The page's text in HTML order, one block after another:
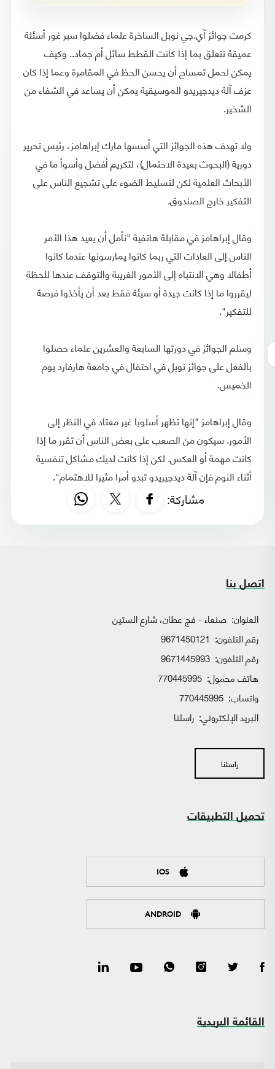
كرمت جوائز آي.جي نوبل الساخرة علماء فضلوا سبر غور أسئلة
عميقة تتعلق بما إذا كانت القطط سائل أم جماد.. وكيف
يمكن لحمل تمساح أن يحسن الحظ في المقامرة وعما إذا كان
عزف آلة ديدجيريدو الموسيقية يمكن أن يساعد في الشفاء من
الشخير.
ولا تهدف هذه الجوائز التي أسسها مارك إبراهامز، رئيس تحرير
دورية (البحوث بعيدة الاحتمال)، لتكريم أفضل وأسوأ ما في
الأبحاث العلمية لكن لتسليط الضوء على تشجيع الناس على
التفكير خارج الصندوق.
وقال إبراهامز في مقابلة هاتفية "نأمل أن يعيد هذا الأمر
الناس إلى العادات التي ربما كانوا يمارسونها عندما كانوا
أطفالا وهي الانتباه إلى الأمور الغريبة والتوقف عندها للحظة
ليقرروا ما إذا كانت جيدة أو سيئة فقط بعد أن يأخذوا فرصة
للتفكير".
وسلم الجوائز في دورتها السابعة والعشرين علماء حصلوا
بالفعل على جوائز نوبل في احتفال في جامعة هارفارد يوم
الخميس.
وقال إبراهامز "إنها تظهر أسلوبا غير معتاد في النظر إلى
الأمور. سيكون من الصعب على بعض الناس أن تقرر ما إذا
كانت مهمة أو العكس. لكن إذا كانت لديك مشاكل تنفسية
أثناء النوم فإن آلة ديدجيريدو تبدو أمرا مثيرا للاهتمام".
مشاركة:
اتصل بنا
العنوان: صنعاء - فج عطان، شارع الستين
رقم التلفون: 9671450121
رقم التلفون: 9671445993
هاتف محمول: 770445995
واتساب:
البريد الإلكتروني: راسلنا
راسلنا
تحميل التطبيقات
IOS
ANDROID
القائمة البريدية